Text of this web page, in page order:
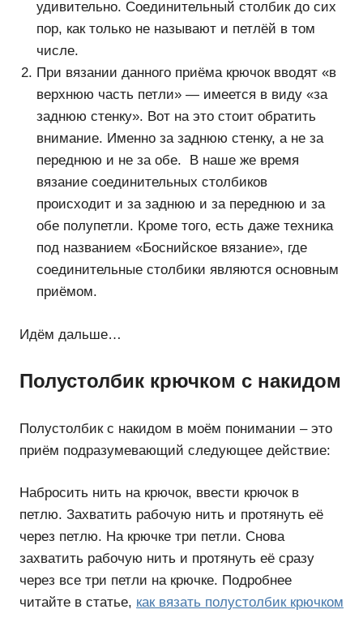
удивительно. Соединительный столбик до сих
пор, как только не называют и петлёй в том
числе.
При вязании данного приёма крючок вводят «в
верхнюю часть петли» — имеется в виду «за
заднюю стенку». Вот на это стоит обратить
внимание. Именно за заднюю стенку, а не за
переднюю и не за обе. В наше же время
вязание соединительных столбиков
происходит и за заднюю и за переднюю и за
обе полупетли. Кроме того, есть даже техника
под названием «Боснийское вязание», где
соединительные столбики являются основным
приёмом.
Идём дальше…
Полустолбик крючком с накидом
Полустолбик с накидом в моём понимании – это
приём подразумевающий следующее действие:
Набросить нить на крючок, ввести крючок в
петлю. Захватить рабочую нить и протянуть её
через петлю. На крючке три петли. Снова
захватить рабочую нить и протянуть её сразу
через все три петли на крючке. Подробнее
читайте в статье, как вязать полустолбик крючком